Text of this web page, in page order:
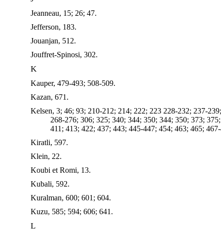
Jeanneau, 15; 26; 47.
Jefferson, 183.
Jouanjan, 512.
Jouffret-Spinosi, 302.
K
Kauper, 479-493; 508-509.
Kazan, 671.
Kelsen, 3; 46; 93; 210-212; 214; 222; 223 228-232; 237-
268-276; 306; 325; 340; 344; 350; 344; 350; 373;
411; 413; 422; 437; 443; 445-447; 454; 463; 465;
Kiratli, 597.
Klein, 22.
Koubi et Romi, 13.
Kubali, 592.
Kuralman, 600; 601; 604.
Kuzu, 585; 594; 606; 641.
L